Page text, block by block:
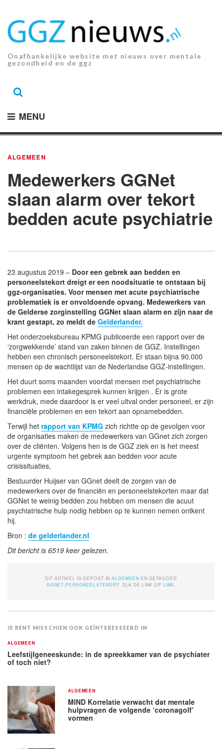
inhoud.
Onafhankelijke website met nieuws over mentale
gezondheid en de ggz
MENU
ALGEMEEN
Medewerkers GGNet
slaan alarm over tekort
bedden acute psychiatrie
23 augustus 2019 – Door een gebrek aan bedden en
personeelstekort dreigt er een noodsituatie te ontstaan bij
ggz-organisaties. Voor mensen met acute psychiatrische
problematiek is er onvoldoende opvang. Medewerkers van
de Gelderse zorginstelling GGNet slaan alarm en zijn naar de
krant gestapt, zo meldt de Gelderlander.
Het onderzoeksbureau KPMG publiceerde een rapport over de
‘zorgwekkende’ stand van zaken binnen de GGZ. Instellingen
hebben een chronisch personeelstekort. Er staan bijna 90.000
mensen op de wachtlijst van de Nederlandse GGZ-instellingen.
Het duurt soms maanden voordat mensen met psychiatrische
problemen een intakegesprek kunnen krijgen . Er is grote
werkdruk, mede daardoor is er veel uitval onder personeel, er zijn
financiële problemen en een tekort aan opnamebedden.
Terwijl het rapport van KPMG zich richtte op de gevolgen voor
de organisaties maken de medewerkers van GGnet zich zorgen
over de cliënten. Volgens hen is de GGZ ziek en is het meest
urgente symptoom het gebrek aan bedden voor acute
crisissituaties,
Bestuurder Huijser van GGnet deelt de zorgen van de
medewerkers over de financiën en personeelstekorten maar dat
GGNet te weinig bedden zou hebben om mensen die acuut
psychiatrische hulp nodig hebben op te kunnen nemen ontkent
hij.
Bron : de gelderlander.nl
Dit bericht is 6519 keer gelezen.
DIT ARTIKEL IS GEPOST INALGEMEEN EN GETAGGED
GGNET ,PERSONEELSTEKORT . SLA DE LINK OP LINK
JE BENT MISSCHIEN OOK GEÏNTERESSEERD IN
ALGEMEEN
Leefstijlgeneeskunde: in de spreekkamer van de psychiater
of toch niet?
ALGEMEEN
MIND Korrelatie verwacht dat mentale
hulpvragen de volgende ‘coronagolf’
vormen